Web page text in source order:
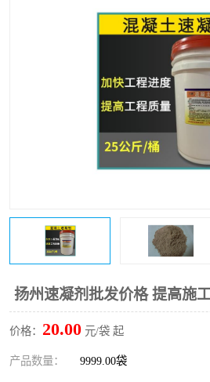
扬州速凝剂批发价格 提高施
价格： 20.00 元/袋 起
产品数量： 9999.00袋
水
沥
速
桥梁伸缩缝快速修补料 防
膨胀剂 混
融雪剂